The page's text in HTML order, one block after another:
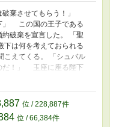
棄させてもらう！」
」 この国の王子である
破棄を宣言した。 「聖
下は何を考えておられる
えてくる。 「シュバル
だ！」 玉座に座る陛下
結婚するなど、私は嫌
カトレアと結婚しま
認定されたんだよ。そ
我が家と王家との政治的
りだよ！
位 / 228,887件
位 / 66,384件